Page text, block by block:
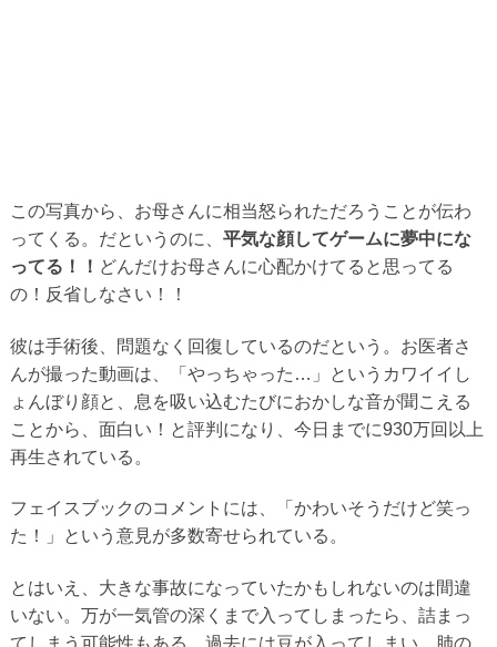
この写真から、お母さんに相当怒られただろうことが伝わ
ってくる。だというのに、 平気な顔してゲームに夢中にな
ってる！！ どんだけお母さんに心配かけてると思ってる
の！反省しなさい！！
彼は手術後、問題なく回復しているのだという。お医者さ
んが撮った動画は、「やっちゃった…」というカワイイし
ょんぼり顔と、息を吸い込むたびにおかしな音が聞こえる
ことから、面白い！と評判になり、今日までに930万回以上
再生されている。
フェイスブックのコメントには、「かわいそうだけど笑っ
た！」という意見が多数寄せられている。
とはいえ、大きな事故になっていたかもしれないのは間違
いない。万が一気管の深くまで入ってしまったら、詰まっ
てしまう可能性もある。過去には豆が入ってしまい、肺の